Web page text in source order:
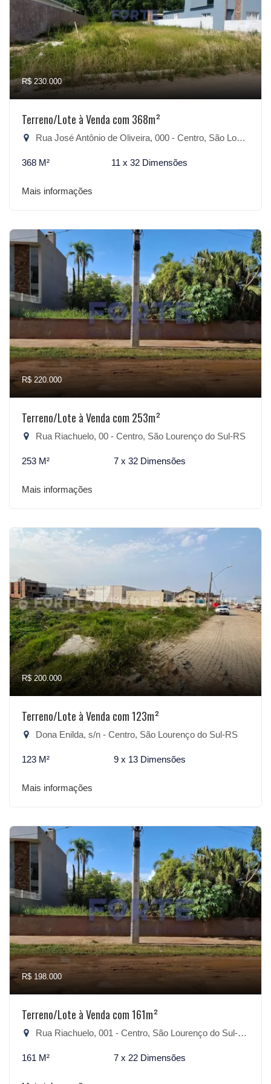
R$ 230.000
Terreno/Lote à Venda com 368m²
Rua José Antônio de Oliveira, 000 - Centro, São Lourenço do Sul-RS
368 M² 11 x 32 Dimensões
Mais informações
R$ 220.000
Terreno/Lote à Venda com 253m²
Rua Riachuelo, 00 - Centro, São Lourenço do Sul-RS
253 M² 7 x 32 Dimensões
Mais informações
R$ 200.000
Terreno/Lote à Venda com 123m²
Dona Enilda, s/n - Centro, São Lourenço do Sul-RS
123 M² 9 x 13 Dimensões
Mais informações
R$ 198.000
Terreno/Lote à Venda com 161m²
Rua Riachuelo, 001 - Centro, São Lourenço do Sul-RS
161 M² 7 x 22 Dimensões